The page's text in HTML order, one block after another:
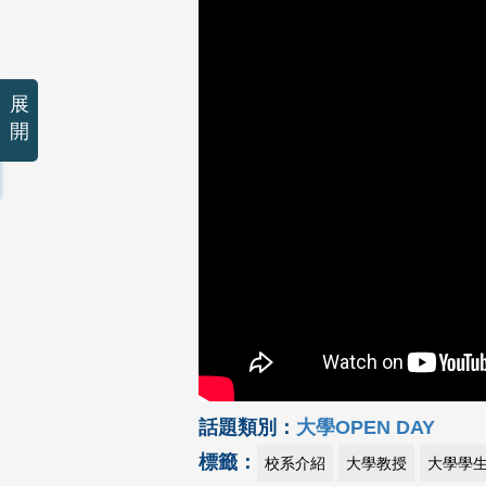
話題類別： 大學OPEN DAY
標籤：
校系介紹 大學教授 大學學生
展
開